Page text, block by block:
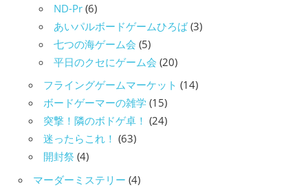
ND-Pr (6)
あいパルボードゲームひろば(3)
七つの海ゲーム会 (5)
平日のクセにゲーム会 (20)
フライングゲームマーケット (14)
ボードゲーマーの雑学 (15)
突撃！隣のボドゲ卓！ (24)
迷ったらこれ！ (63)
開封祭 (4)
マーダーミステリー (4)